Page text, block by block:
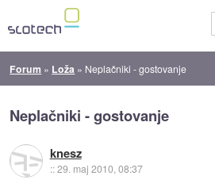
Forum » Loža » Neplačniki - gostovanje
Neplačniki - gostovanje
knesz
::29. maj 2010, 08:37